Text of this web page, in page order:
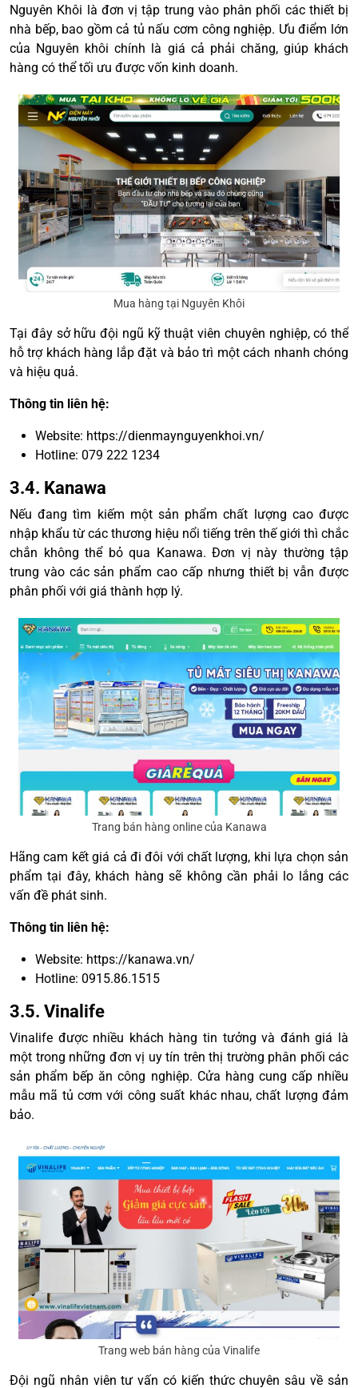
Nguyên Khôi là đơn vị tập trung vào phân phối các thiết bị
nhà bếp, bao gồm cả tủ nấu cơm công nghiệp. Ưu điểm lớn
của Nguyên khôi chính là giá cả phải chăng, giúp khách
hàng có thể tối ưu được vốn kinh doanh.
Mua hàng tại Nguyên Khôi
Tại đây sở hữu đội ngũ kỹ thuật viên chuyên nghiệp, có thể
hỗ trợ khách hàng lắp đặt và bảo trì một cách nhanh chóng
và hiệu quả.
Thông tin liên hệ:
Website: https://dienmaynguyenkhoi.vn/
Hotline: 079 222 1234
3.4. Kanawa
Nếu đang tìm kiếm một sản phẩm chất lượng cao được
nhập khẩu từ các thương hiệu nổi tiếng trên thế giới thì chắc
chắn không thể bỏ qua Kanawa. Đơn vị này thường tập
trung vào các sản phẩm cao cấp nhưng thiết bị vẫn được
phân phối với giá thành hợp lý.
Trang bán hàng online của Kanawa
Hãng cam kết giá cả đi đôi với chất lượng, khi lựa chọn sản
phẩm tại đây, khách hàng sẽ không cần phải lo lắng các
vấn đề phát sinh.
Thông tin liên hệ:
Website: https://kanawa.vn/
Hotline: 0915.86.1515
3.5. Vinalife
Vinalife được nhiều khách hàng tin tưởng và đánh giá là
một trong những đơn vị uy tín trên thị trường phân phối các
sản phẩm bếp ăn công nghiệp. Cửa hàng cung cấp nhiều
mẫu mã tủ cơm với công suất khác nhau, chất lượng đảm
bảo.
Trang web bán hàng của Vinalife
Đội ngũ nhân viên tư vấn có kiến thức chuyên sâu về sản